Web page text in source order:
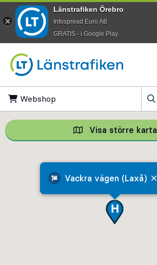
Webshop
Vackra vägen (Laxå)
Visa större karta
Länstrafiken Örebro
Infospread Euro AB
​GRATIS - i Google Play